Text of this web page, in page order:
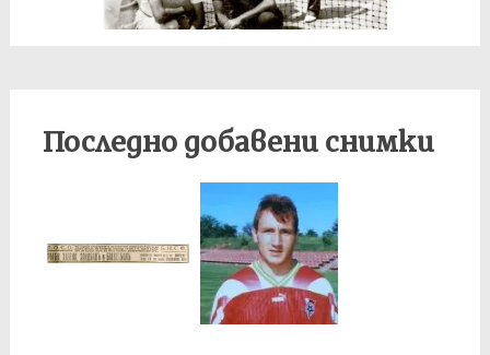
Последно добавени снимки